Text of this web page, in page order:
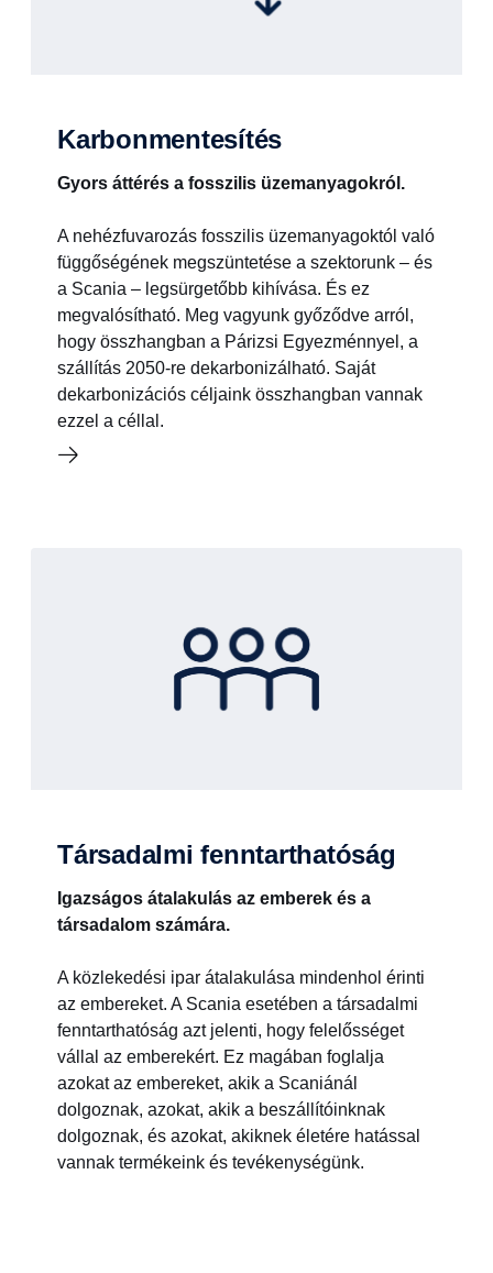
Karbonmentesítés
Gyors áttérés a fosszilis üzemanyagokról.
A nehézfuvarozás fosszilis üzemanyagoktól való
függőségének megszüntetése a szektorunk – és
a Scania – legsürgetőbb kihívása. És ez
megvalósítható. Meg vagyunk győződve arról,
hogy összhangban a Párizsi Egyezménnyel, a
szállítás 2050-re dekarbonizálható. Saját
dekarbonizációs céljaink összhangban vannak
ezzel a céllal.
Társadalmi fenntarthatóság
Igazságos átalakulás az emberek és a
társadalom számára.
A közlekedési ipar átalakulása mindenhol érinti
az embereket. A Scania esetében a társadalmi
fenntarthatóság azt jelenti, hogy felelősséget
vállal az emberekért. Ez magában foglalja
azokat az embereket, akik a Scaniánál
dolgoznak, azokat, akik a beszállítóinknak
dolgoznak, és azokat, akiknek életére hatással
vannak termékeink és tevékenységünk.